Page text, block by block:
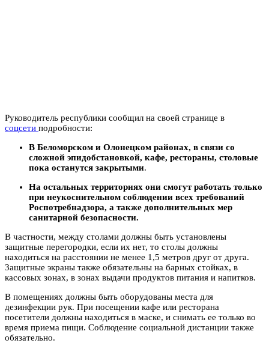
Руководитель республики сообщил на своей странице в
соцсети подробности:
В Беломорском и Олонецком районах, в связи со
сложной эпидобстановкой, кафе, рестораны, столовые
пока останутся закрытыми.
На остальных территориях они смогут работать только
при неукоснительном соблюдении всех требований
Роспотребнадзора, а также дополнительных мер
санитарной безопасности.
В частности, между столами должны быть установлены
защитные перегородки, если их нет, то столы должны
находиться на расстоянии не менее 1,5 метров друг от друга.
Защитные экраны также обязательны на барных стойках, в
кассовых зонах, в зонах выдачи продуктов питания и напитков.
В помещениях должны быть оборудованы места для
дезинфекции рук. При посещении кафе или ресторана
посетители должны находиться в маске, и снимать ее только во
время приема пищи. Соблюдение социальной дистанции также
обязательно.